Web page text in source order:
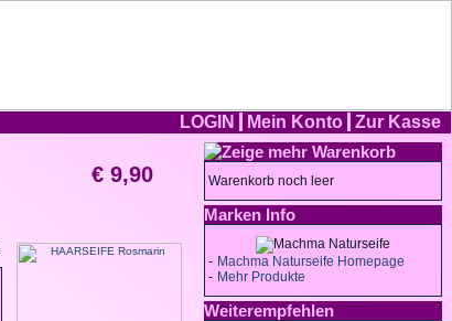
LOGIN Mein Konto
Zur Kasse
€ 9,90
Warenkorb
Warenkorb noch leer
Marken Info
- Machma Naturseife Homepage
- Mehr Produkte
Weiterempfehlen